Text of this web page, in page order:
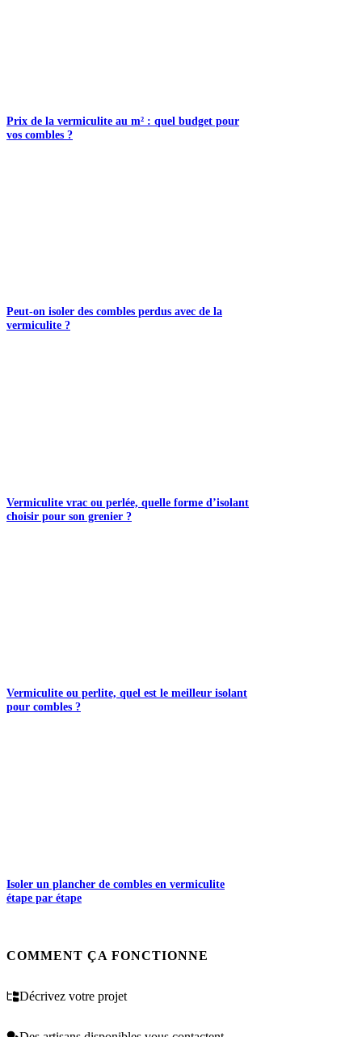
Prix de la vermiculite au m² : quel budget pour
vos combles ?
Peut-on isoler des combles perdus avec de la
vermiculite ?
Vermiculite vrac ou perlée, quelle forme d’isolant
choisir pour son grenier ?
Vermiculite ou perlite, quel est le meilleur isolant
pour combles ?
Isoler un plancher de combles en vermiculite
étape par étape
COMMENT ÇA FONCTIONNE
Décrivez votre projet